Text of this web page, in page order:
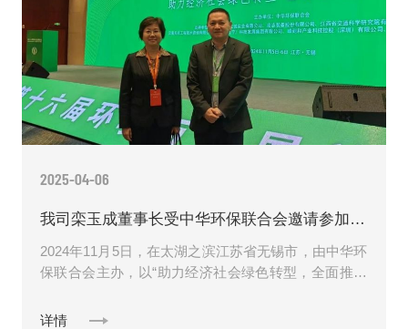
2025-04-06
我司栾玉成董事长受中华环保联合会邀请参加“第十六届环境与发展论坛”并接受媒体采访
2024年11月5日，在太湖之滨江苏省无锡市，由中华环
保联合会主办，以“助力经济社会绿色转型，全面推进
拉开帷幕。......
详情